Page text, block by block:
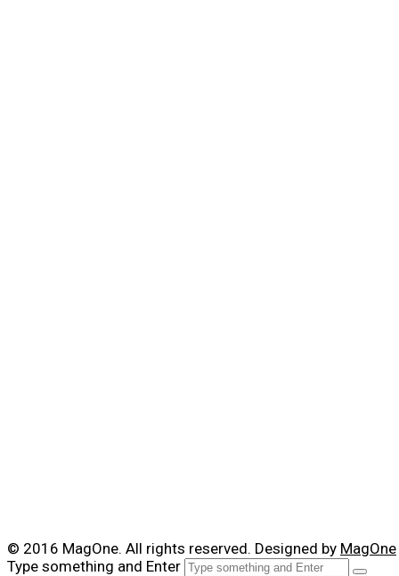
© 2016 MagOne. All rights reserved. Designed by MagOne
Type something and Enter